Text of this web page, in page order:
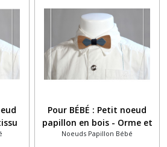
Pour BÉBÉ : Petit noeud
papillon en bois - Orme et
bois bleu teinté
Noeuds Papillon Bébé